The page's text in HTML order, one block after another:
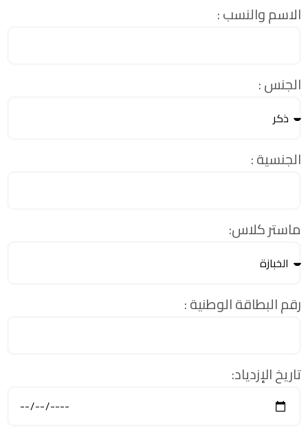
الاسم والنسب :
الجنس :
الجنسية :
ماستر كلاس:
رقم البطاقة الوطنية :
تاريخ الإزدياد: